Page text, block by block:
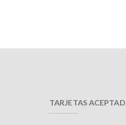
TARJETAS